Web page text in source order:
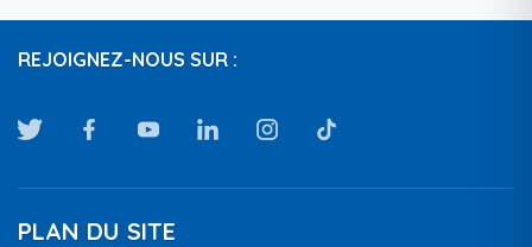
REJOIGNEZ-NOUS SUR :
PLAN DU SITE